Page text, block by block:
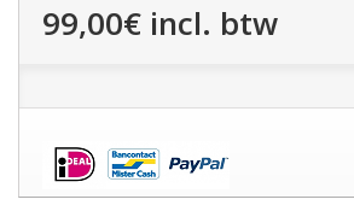
99,00€ incl. btw